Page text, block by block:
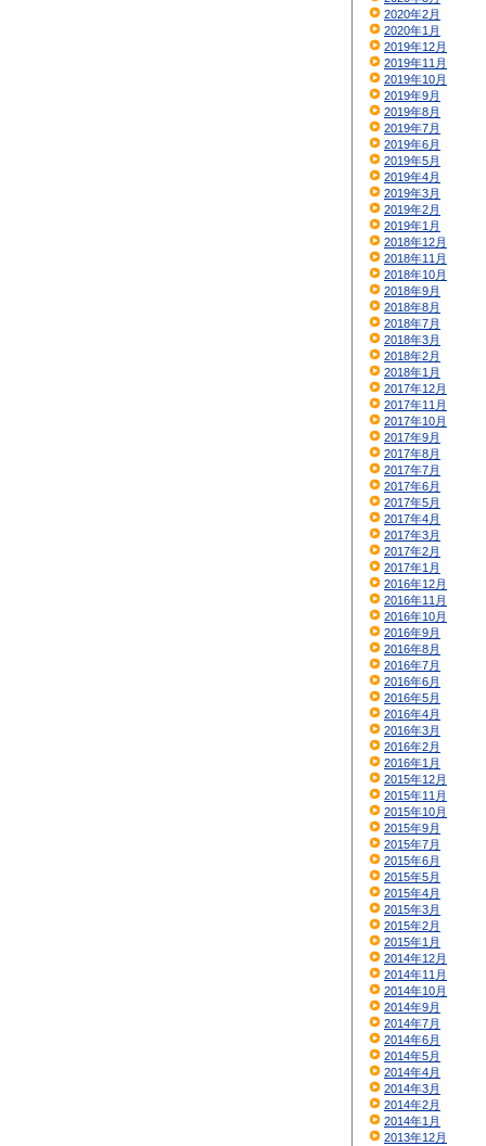
2020年2月
2020年1月
2019年12月
2019年11月
2019年10月
2019年9月
2019年8月
2019年7月
2019年6月
2019年5月
2019年4月
2019年3月
2019年2月
2019年1月
2018年12月
2018年11月
2018年10月
2018年9月
2018年8月
2018年7月
2018年3月
2018年2月
2018年1月
2017年12月
2017年11月
2017年10月
2017年9月
2017年8月
2017年7月
2017年6月
2017年5月
2017年4月
2017年3月
2017年2月
2017年1月
2016年12月
2016年11月
2016年10月
2016年9月
2016年8月
2016年7月
2016年6月
2016年5月
2016年4月
2016年3月
2016年2月
2016年1月
2015年12月
2015年11月
2015年10月
2015年9月
2015年7月
2015年6月
2015年5月
2015年4月
2015年3月
2015年2月
2015年1月
2014年12月
2014年11月
2014年10月
2014年9月
2014年7月
2014年6月
2014年5月
2014年4月
2014年3月
2014年2月
2014年1月
2013年12月